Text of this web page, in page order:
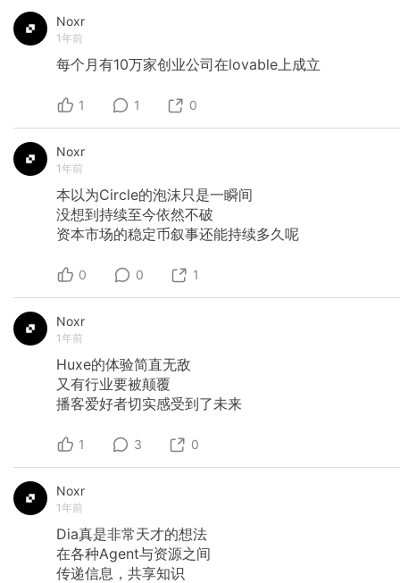
Noxr
1年前
每个月有10万家创业公司在lovable上成立
1 1 0
Noxr
1年前
本以为Circle的泡沫只是一瞬间
没想到持续至今依然不破
资本市场的稳定币叙事还能持续多久呢
0 0 1
Noxr
1年前
Huxe的体验简直无敌
又有行业要被颠覆
播客爱好者切实感受到了未来
1 3 0
Noxr
1年前
Dia真是非常天才的想法
在各种Agent与资源之间
传递信息，共享知识